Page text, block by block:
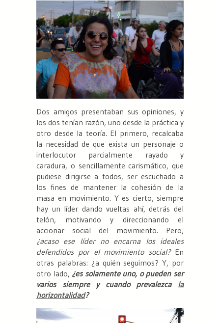
Dos amigos presentaban sus opiniones, y
los dos tenían razón, uno desde la práctica y
otro desde la teoría. El primero, recalcaba
la necesidad de que exista un personaje o
interlocutor parcialmente rayado y
caradura, o sencillamente carismático, que
pudiese dirigirse a todos, ser escuchado a
los fines de mantener la cohesión de la
masa en movimiento. Y es cierto, siempre
hay un líder dando vueltas ahí, detrás del
telón, motivando y direccionando el
accionar social del movimiento. Pero,
¿acaso ese líder no encarna los ideales
defendidos por el movimiento social?En
otras palabras: ¿a quién seguimos? Y, por
otro lado, ¿es solamente uno, o pueden ser
varios siempre y cuando prevalezca la
horizontalidad?